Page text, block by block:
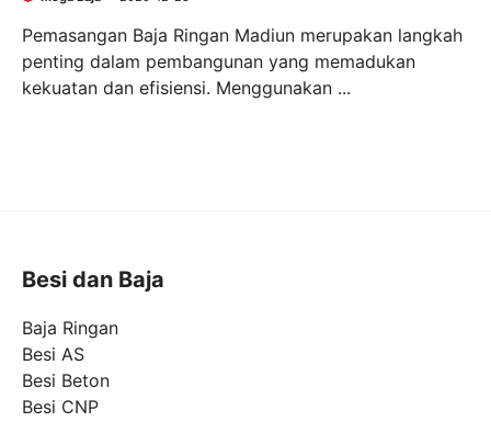
Pemasangan Baja Ringan Madiun merupakan langkah
penting dalam pembangunan yang memadukan
kekuatan dan efisiensi. Menggunakan ...
Besi dan Baja
Baja Ringan
Besi AS
Besi Beton
Besi CNP